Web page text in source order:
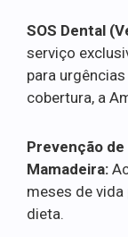
SOS Dental
serviço
para
cobertura, a
Prevenção de
Mamadeira:
meses de
dieta.